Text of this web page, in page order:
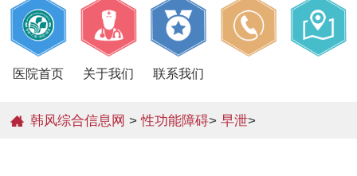
医院首页 关于我们 联系我们
韩风综合信息网 >性功能障碍>早泄>